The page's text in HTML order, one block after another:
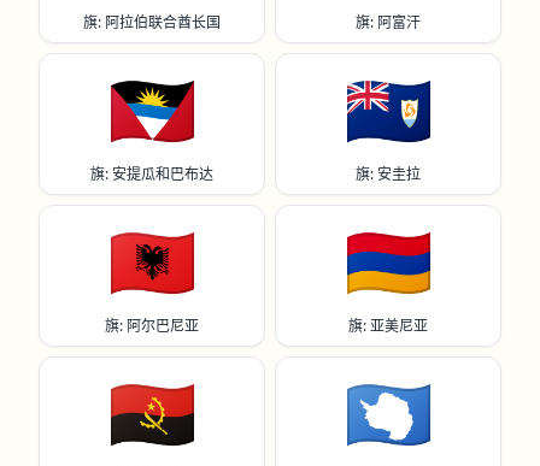
旗: 阿拉伯联合酋长国 旗: 阿富汗
🇦🇬
旗: 安提瓜和巴布达
🇦🇮
旗: 安圭拉
🇦🇱
旗: 阿尔巴尼亚
🇦🇲
旗: 亚美尼亚
🇦🇴 🇦🇶